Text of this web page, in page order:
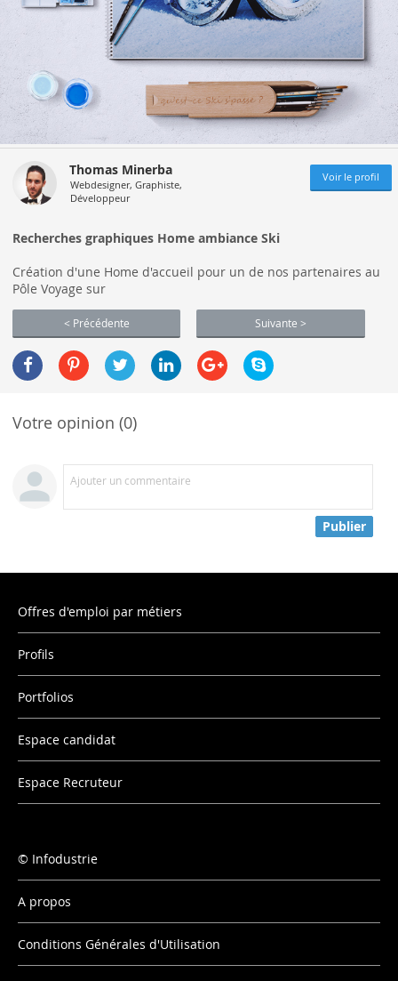
Thomas Minerba
Webdesigner, Graphiste,
Développeur
Voir le profil
Recherches graphiques Home ambiance Ski
Création d'une Home d'accueil pour un de nos partenaires au
Pôle Voyage sur
< Précédente Suivante >
Votre opinion (0)
Ajouter un commentaire
Publier
Offres d'emploi par métiers
Profils
Portfolios
Espace candidat
Espace Recruteur
Infodustrie
A propos
Conditions Générales d'Utilisation